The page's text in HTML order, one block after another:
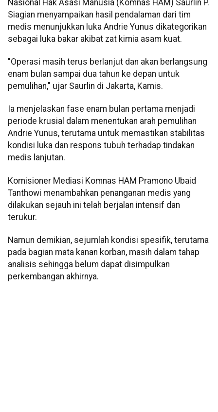
Nasional Hak Asasi Manusia (Komnas HAM) Saurlin P.
Siagian menyampaikan hasil pendalaman dari tim
medis menunjukkan luka Andrie Yunus dikategorikan
sebagai luka bakar akibat zat kimia asam kuat.
"Operasi masih terus berlanjut dan akan berlangsung
enam bulan sampai dua tahun ke depan untuk
pemulihan," ujar Saurlin di Jakarta, Kamis.
Ia menjelaskan fase enam bulan pertama menjadi
periode krusial dalam menentukan arah pemulihan
Andrie Yunus, terutama untuk memastikan stabilitas
kondisi luka dan respons tubuh terhadap tindakan
medis lanjutan.
Komisioner Mediasi Komnas HAM Pramono Ubaid
Tanthowi menambahkan penanganan medis yang
dilakukan sejauh ini telah berjalan intensif dan
terukur.
Namun demikian, sejumlah kondisi spesifik, terutama
pada bagian mata kanan korban, masih dalam tahap
analisis sehingga belum dapat disimpulkan
perkembangan akhirnya.